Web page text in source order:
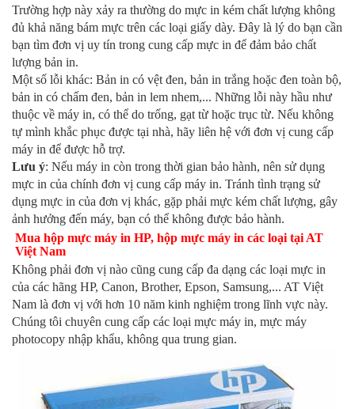
Trường hợp này xảy ra thường do mực in kém chất lượng không
đủ khả năng bám mực trên các loại giấy dày. Đây là lý do bạn cần
bạn tìm đơn vị uy tín trong cung cấp mực in để đảm bảo chất
lượng bản in.
Một số lỗi khác: Bản in có vệt đen, bản in trắng hoặc đen toàn bộ,
bản in có chấm đen, bản in lem nhem,... Những lỗi này hầu như
thuộc về máy in, có thể do trống, gạt từ hoặc trục từ. Nếu không
tự mình khắc phục được tại nhà, hãy liên hệ với đơn vị cung cấp
máy in để được hỗ trợ.
Lưu ý: Nếu máy in còn trong thời gian bảo hành, nên sử dụng
mực in của chính đơn vị cung cấp máy in. Tránh tình trạng sử
dụng mực in của đơn vị khác, gặp phải mực kém chất lượng, gây
ảnh hưởng đến máy, bạn có thể không được bảo hành.
Mua hộp mực máy in HP, hộp mực máy in các loại tại AT
Việt Nam
Không phải đơn vị nào cũng cung cấp đa dạng các loại mực in
của các hãng HP, Canon, Brother, Epson, Samsung,... AT Việt
Nam là đơn vị với hơn 10 năm kinh nghiệm trong lĩnh vực này.
Chúng tôi chuyên cung cấp các loại mực máy in, mực máy
photocopy nhập khẩu, không qua trung gian.